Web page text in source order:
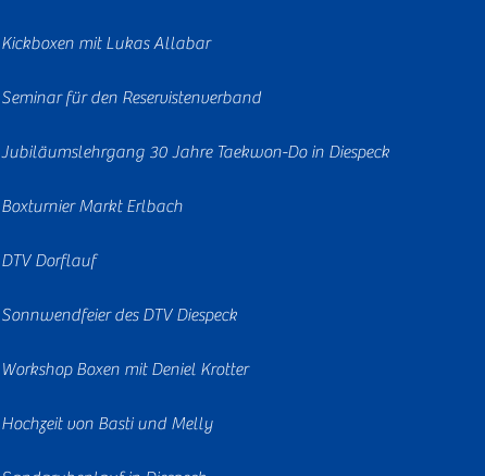
Kickboxen mit Lukas Allabar
Seminar für den Reservistenverband
Jubiläumslehrgang 30 Jahre Taekwon-Do in Diespeck
Boxturnier Markt Erlbach
DTV Dorflauf
Sonnwendfeier des DTV Diespeck
Workshop Boxen mit Deniel Krotter
Hochzeit von Basti und Melly